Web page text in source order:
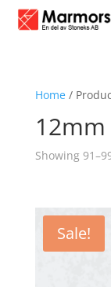
Home/
12mm
Showing
Sale!